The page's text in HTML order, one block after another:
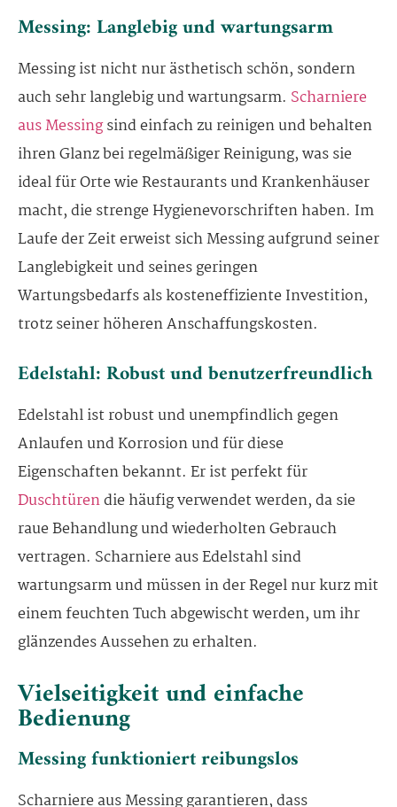
Messing: Langlebig und wartungsarm
Messing ist nicht nur ästhetisch schön, sondern
auch sehr langlebig und wartungsarm. Scharniere
aus Messingsind einfach zu reinigen und behalten
ihren Glanz bei regelmäßiger Reinigung, was sie
ideal für Orte wie Restaurants und Krankenhäuser
macht, die strenge Hygienevorschriften haben. Im
Laufe der Zeit erweist sich Messing aufgrund seiner
Langlebigkeit und seines geringen
Wartungsbedarfs als kosteneffiziente Investition,
trotz seiner höheren Anschaffungskosten.
Edelstahl: Robust und benutzerfreundlich
Edelstahl ist robust und unempfindlich gegen
Anlaufen und Korrosion und für diese
Eigenschaften bekannt. Er ist perfekt für
Duschtürendie häufig verwendet werden, da sie
raue Behandlung und wiederholten Gebrauch
vertragen. Scharniere aus Edelstahl sind
wartungsarm und müssen in der Regel nur kurz mit
einem feuchten Tuch abgewischt werden, um ihr
glänzendes Aussehen zu erhalten.
Vielseitigkeit und einfache
Bedienung
Messing funktioniert reibungslos
Scharniere aus Messing garantieren, dass